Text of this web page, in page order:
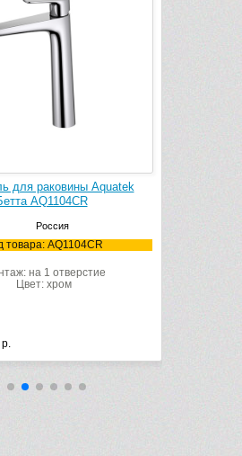
для раковины Aquatek
AQ1110CR
Россия
товара: AQ1110CR
на 1 отверстие
Цвет: хром